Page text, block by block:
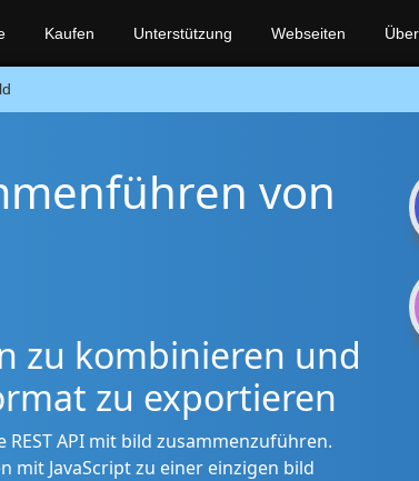
von
zu kombinieren und
zu exportieren
API mit bild zusammenzuführen.
mit JavaScript zu einer einzigen bild
Kaufen Unterstützung Webseiten